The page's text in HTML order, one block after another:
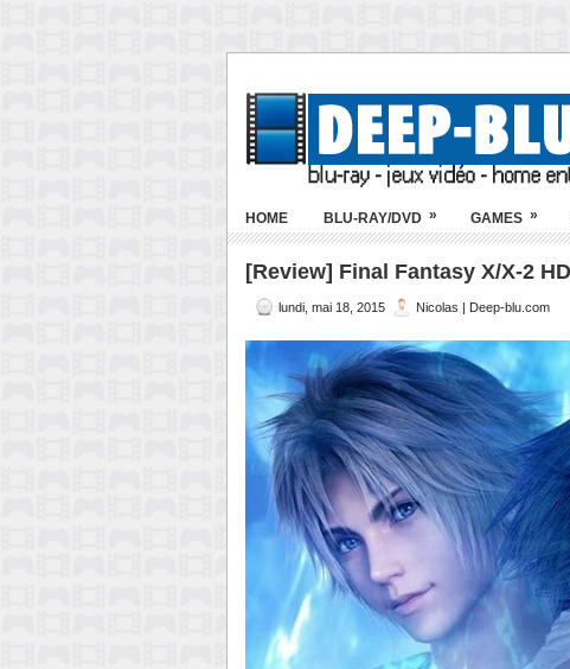
HOME BLU-RAY/DVD » GAMES »
[Review] Final Fantasy X/X-2
lundi, mai 18, 2015 Nicolas | Deep-blu.com